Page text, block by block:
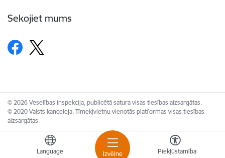
Izvēlne
Language Piekļūstamība
Sekojiet mums
© 2026 Veselības inspekcija, publicētā satura visas tiesības aizsargātas.
© 2020 Valsts kanceleja, Tīmekļvietņu vienotās platformas visas tiesības
aizsargātas.